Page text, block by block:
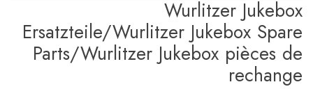
Wurlitzer Jukebox
Ersatzteile/Wurlitzer Jukebox Spare
Parts/Wurlitzer Jukebox pièces de
rechange